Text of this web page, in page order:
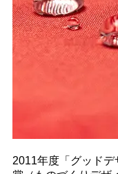
2011年度「グッド